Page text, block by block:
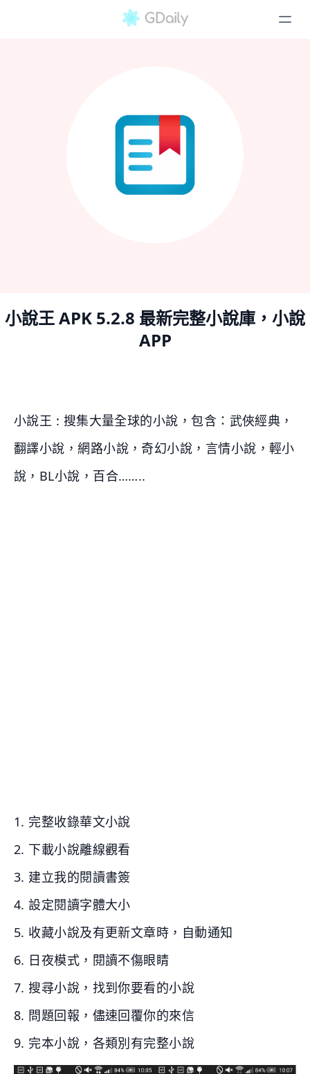
小說王 APK 5.2.8 最新完整小說庫，小說
APP
小說王 : 搜集大量全球的小說，包含：武俠經典，
翻譯小說，網路小說，奇幻小說，言情小說，輕小
說，BL小說，百合……..
1. 完整收錄華文小說
2. 下載小說離線觀看
3. 建立我的閱讀書簽
4. 設定閱讀字體大小
5. 收藏小說及有更新文章時，自動通知
6. 日夜模式，閱讀不傷眼睛
7. 搜尋小說，找到你要看的小說
8. 問題回報，儘速回覆你的來信
9. 完本小說，各類別有完整小說